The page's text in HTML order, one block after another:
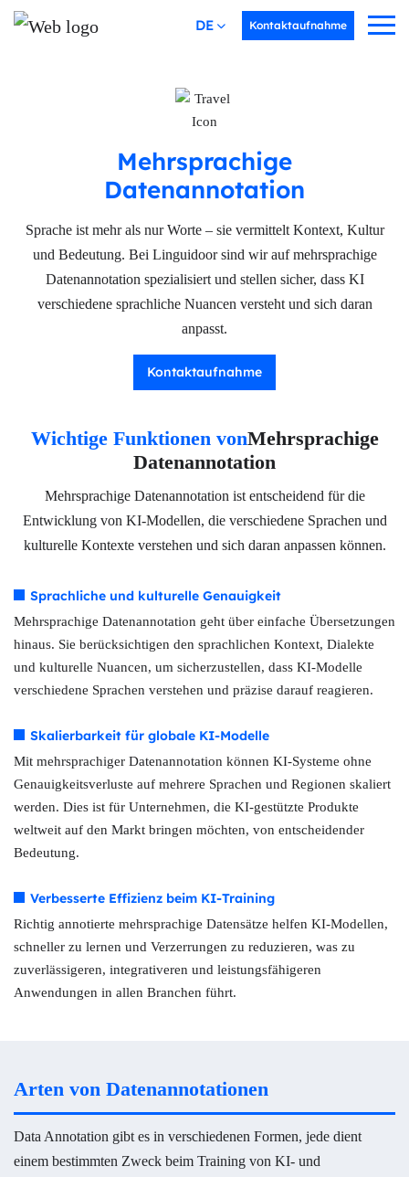
DEUTSCHKontaktaufnahme
Mehrsprachige
Datenannotation
Sprache ist mehr als nur Worte – sie vermittelt Kontext, Kultur
und Bedeutung. Bei Linguidoor sind wir auf mehrsprachige
Datenannotation spezialisiert und stellen sicher, dass KI
verschiedene sprachliche Nuancen versteht und sich daran
anpasst.
Kontaktaufnahme
Wichtige Funktionen vonMehrsprachige
Datenannotation
Mehrsprachige Datenannotation ist entscheidend für die
Entwicklung von KI-Modellen, die verschiedene Sprachen und
kulturelle Kontexte verstehen und sich daran anpassen können.
Sprachliche und kulturelle Genauigkeit
Mehrsprachige Datenannotation geht über einfache Übersetzungen
hinaus. Sie berücksichtigen den sprachlichen Kontext, Dialekte
und kulturelle Nuancen, um sicherzustellen, dass KI-Modelle
verschiedene Sprachen verstehen und präzise darauf reagieren.
Skalierbarkeit für globale KI-Modelle
Mit mehrsprachiger Datenannotation können KI-Systeme ohne
Genauigkeitsverluste auf mehrere Sprachen und Regionen skaliert
werden. Dies ist für Unternehmen, die KI-gestützte Produkte
weltweit auf den Markt bringen möchten, von entscheidender
Bedeutung.
Verbesserte Effizienz beim KI-Training
Richtig annotierte mehrsprachige Datensätze helfen KI-Modellen,
schneller zu lernen und Verzerrungen zu reduzieren, was zu
zuverlässigeren, integrativeren und leistungsfähigeren
Anwendungen in allen Branchen führt.
Arten von Datenannotationen
Data Annotation gibt es in verschiedenen Formen, jede dient
einem bestimmten Zweck beim Training von KI- und